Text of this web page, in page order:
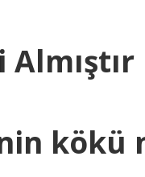
Almıştır
kökü